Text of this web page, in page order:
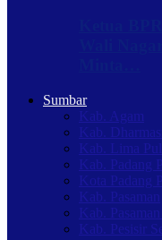
Sumbar
Kab. Agam
Kab.
Kab. Lima
Kab. Padang
Kota Padang
Kab. Pasaman
Kab.
Kab. Pesisir